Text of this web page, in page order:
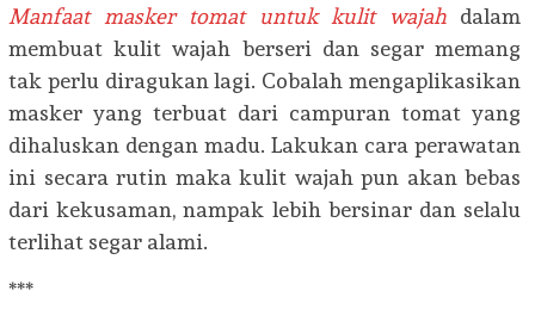
Manfaat masker tomat untuk kulit wajahdalam
membuat kulit wajah berseri dan segar memang
tak perlu diragukan lagi. Cobalah mengaplikasikan
masker yang terbuat dari campuran tomat yang
dihaluskan dengan madu. Lakukan cara perawatan
ini secara rutin maka kulit wajah pun akan bebas
dari kekusaman, nampak lebih bersinar dan selalu
terlihat segar alami.
***